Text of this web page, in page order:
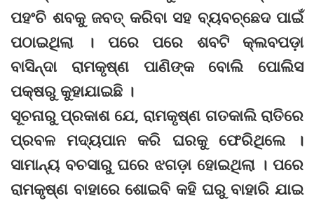
ପହଂଚି ଶବକୁ ଜବତ୍‌ କରିବା ସହ ବ୍ୟବଚ୍ଛେଦ ପାଇଁ
ପଠାଇଥିଲା । ପରେ ପରେ ଶବଟି କ୍ଲବପଡ଼ା
ବାସିନ୍ଦା ରାମକୃଷ୍ଣ ପାଣିଙ୍କ ବୋଲି ପୋଲିସ
ପକ୍ଷରୁ କୁହାଯାଇଛି ।
ସୂଚନାରୁ ପ୍ରକାଶ ଯେ, ରାମକୃଷ୍ଣ ଗତକାଲି ରାତିରେ
ପ୍ରବଳ ମଦ୍ୟପାନ କରି ଘରକୁ ଫେରିଥିଲେ ।
ସାମାନ୍ୟ ବଚସାରୁ ଘରେ ଝଗଡ଼ା ହୋଇଥିଲା । ପରେ
ରାମକୃଷ୍ଣ ବାହାରେ ଶୋଇବି କହି ଘରୁ ବାହାରି ଯାଇ